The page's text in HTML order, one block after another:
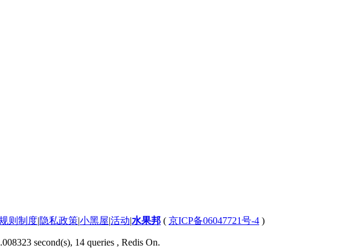
则制度|隐私政策|小黑屋|活动|水果邦 ( 京ICP备06047721号-4 )
second(s), 14 queries , Redis On.